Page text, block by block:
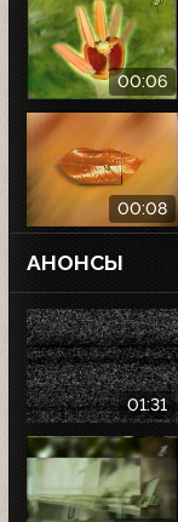
00:06
00:08
АНОНСЫ
01:31